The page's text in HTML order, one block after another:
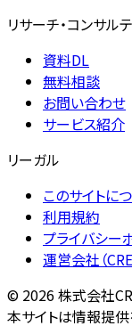
リサーチ・コンサル
資料DL
無料相談
お問い合わせ
サービス紹介
リーガル
このサイトに
利用規約
プライバシー
運営会社（
© 2026株式会社
本サイトは情報提